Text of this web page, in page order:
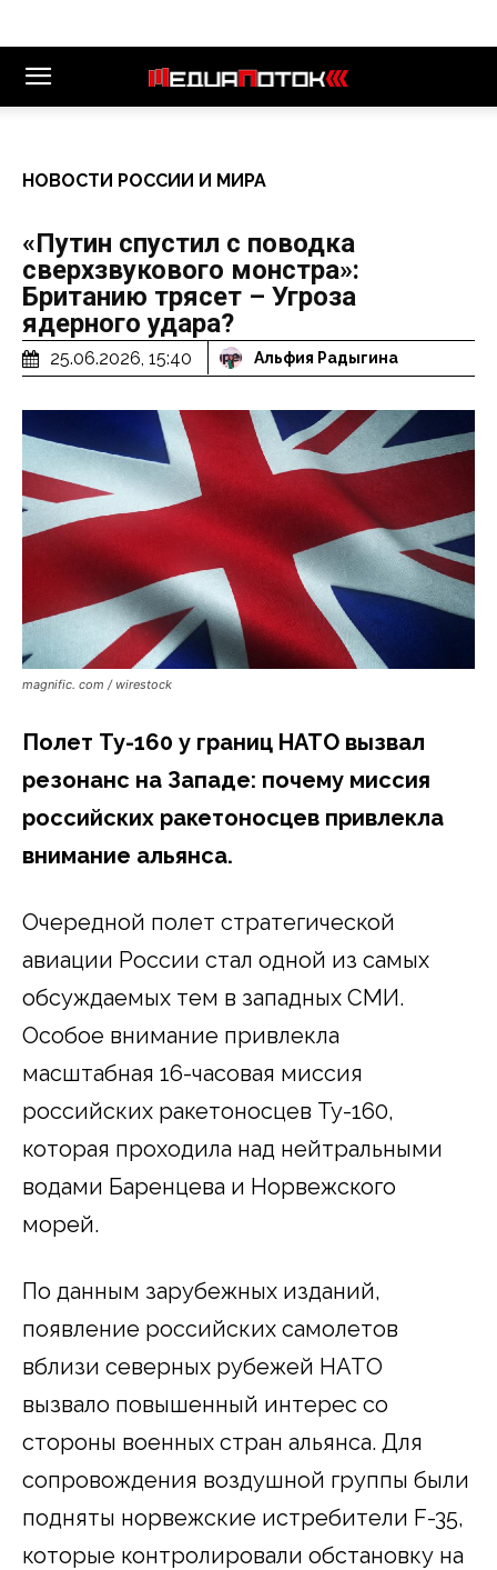
НОВОСТИ РОССИИ И МИРА
«Путин спустил с поводка
сверхзвукового монстра»:
Британию трясет – Угроза
ядерного удара?
25.06.2026, 15:40 Альфия Радыгина
magnific. com / wirestock
Полет Ту-160 у границ НАТО вызвал
резонанс на Западе: почему миссия
российских ракетоносцев привлекла
внимание альянса.
Очередной полет стратегической
авиации России стал одной из самых
обсуждаемых тем в западных СМИ.
Особое внимание привлекла
масштабная 16-часовая миссия
российских ракетоносцев Ту-160,
которая проходила над нейтральными
водами Баренцева и Норвежского
морей.
По данным зарубежных изданий,
появление российских самолетов
вблизи северных рубежей НАТО
вызвало повышенный интерес со
стороны военных стран альянса. Для
сопровождения воздушной группы были
подняты норвежские истребители F-35,
которые контролировали обстановку на